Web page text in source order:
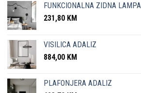
FUNKCIONALNA ZIDNA LAMPA
231,80 KM
VISILICA ADALIZ
884,00 KM
PLAFONJERA ADALIZ